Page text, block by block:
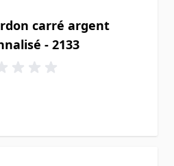
carré argent
- 2133